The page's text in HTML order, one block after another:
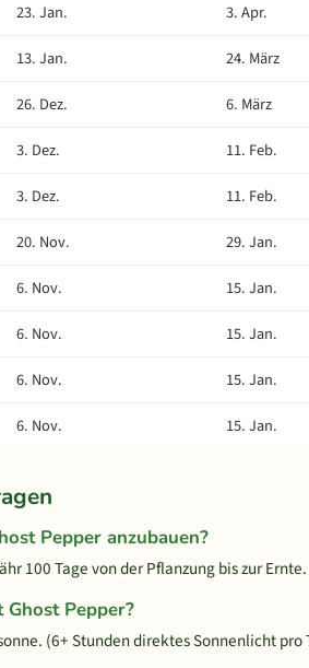
23. Jan. 3. Apr.
13. Jan. 24. März
26. Dez. 6. März
3. Dez. 11. Feb.
3. Dez. 11. Feb.
20. Nov. 29. Jan.
6. Nov. 15. Jan.
6. Nov. 15. Jan.
6. Nov. 15. Jan.
6. Nov. 15. Jan.
Pepper anzubauen?
100 Tage von der Pflanzung bis zur Ernte.
Pepper?
(6+ Stunden direktes Sonnenlicht pro